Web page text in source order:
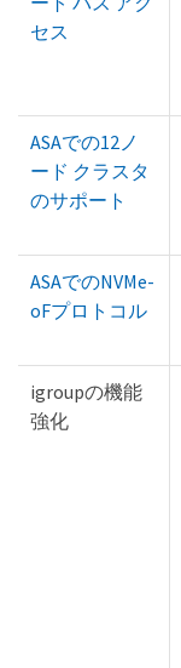
セス
ASAでの12ノ
ード クラスタ
のサポート
ASAでのNVMe-
oFプロトコル
igroupの機能
強化